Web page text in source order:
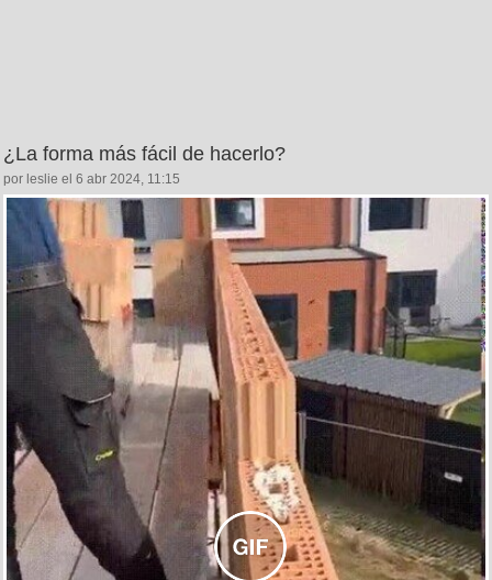
¿La forma más fácil de hacerlo?
por leslie el 6 abr 2024, 11:15